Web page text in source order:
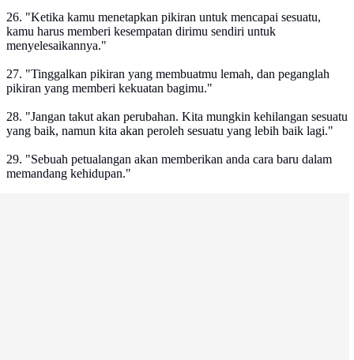
26. "Ketika kamu menetapkan pikiran untuk mencapai sesuatu,
kamu harus memberi kesempatan dirimu sendiri untuk
menyelesaikannya."
27. "Tinggalkan pikiran yang membuatmu lemah, dan peganglah
pikiran yang memberi kekuatan bagimu."
28. "Jangan takut akan perubahan. Kita mungkin kehilangan sesuatu
yang baik, namun kita akan peroleh sesuatu yang lebih baik lagi."
29. "Sebuah petualangan akan memberikan anda cara baru dalam
memandang kehidupan."